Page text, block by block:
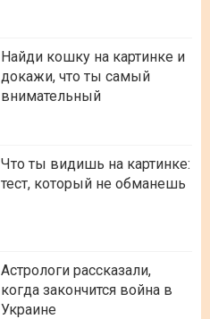
Найди кошку на картинке и
докажи, что ты самый
внимательный
Что ты видишь на картинке:
тест, который не обманешь
Астрологи рассказали,
когда закончится война в
Украине